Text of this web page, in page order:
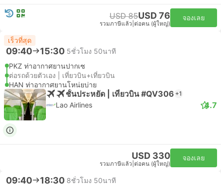
USD 85USD 76
รวมภาษีแล้ว ต่อคน (ผู้ใหญ่)
จองเลย
เร็วที่สุด
09:40 15:30 5ชั่วโมง 50นาที
PKZ ท่าอากาศยานปากเซ
ต่อรถด้วยตัวเอง | เที่ยวบิน+เที่ยวบิน
HAN ท่าอากาศยานโหน่ยบ่าย
ชั้นประหยัด | เที่ยวบิน #QV306 +1
Lao Airlines 4.7
USD 330
รวมภาษีแล้ว ต่อคน (ผู้ใหญ่)
จองเลย
09:40 18:30 8ชั่วโมง 50นาที